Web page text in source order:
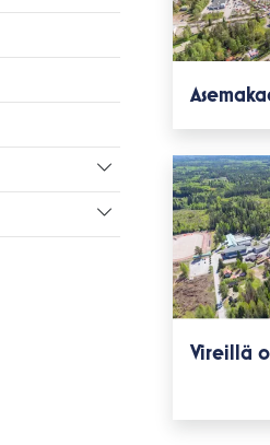
Vaihda
Vaihda
Vireillä